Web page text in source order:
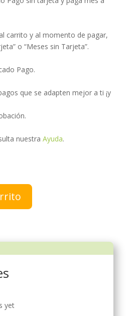
carrito y al momento de pagar,
o “Meses sin Tarjeta”.
Pago.
que se adapten mejor a ti ¡y
nuestra Ayuda.
yet